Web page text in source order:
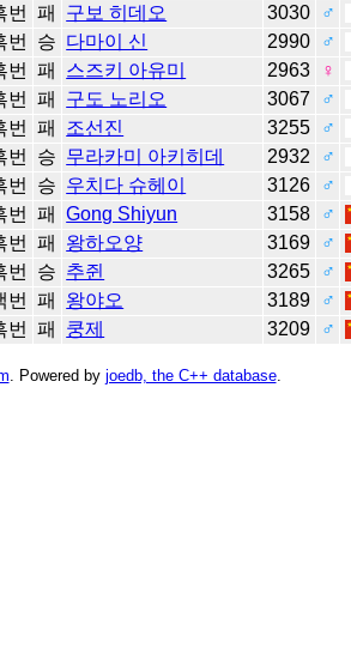
번 패 구보 히데오 3030
♂
번 승 다마이 신 2990
♂
번 패 스즈키 아유미 2963
♀
번 패 구도 노리오 3067
♂
번 패 조선진 3255
♂
번 승 무라카미 아키히데 2932
♂
번 승 우치다 슈헤이 3126
♂
번 패 Gong Shiyun 3158
♂
번 패 왕하오양 3169
♂
번 승 추쥔 3265
♂
번 패 왕야오 3189
♂
번 패 쿵제 3209 ♂
. Powered by joedb, the C++ database.